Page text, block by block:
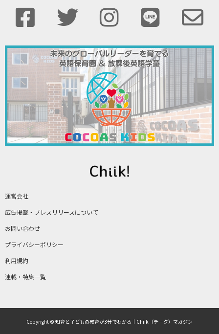
運営会社
広告掲載・プレスリリースについて
お問い合わせ
プライバシーポリシー
利用規約
連載・特集一覧
Copyright © 知育と子どもの教育が3分でわかる｜Chiik（チーク）マガジン